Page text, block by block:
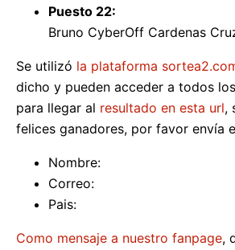
Puesto 22:
Bruno CyberOff Cardenas
Se utilizó la plataforma
dicho y pueden acceder a todos
para llegar al resultado en esta url,
felices ganadores, por favor envía
Nombre:
Correo:
Pais:
Como mensaje a nuestro fanpage,